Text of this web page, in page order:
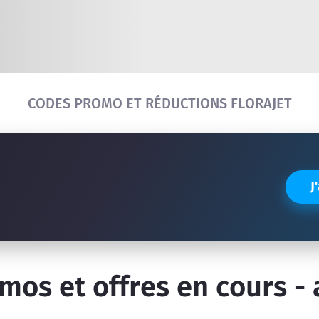
Réinitialiser la recherche
CODES PROMO ET RÉDUCTIONS FLORAJET
et offres en cours -